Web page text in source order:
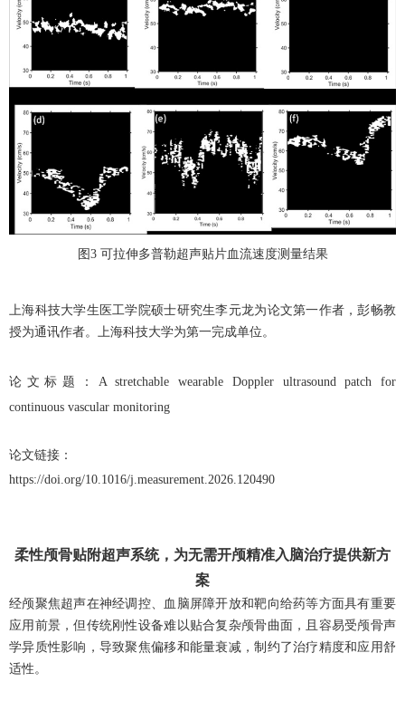
图3 可拉伸多普勒超声贴片血流速度测量结果
上海科技大学生医工学院硕士研究生李元龙为论文第一作者，彭畅教
授为通讯作者。上海科技大学为第一完成单位。
论文标题： A stretchable wearable Doppler ultrasound patch for
continuous vascular monitoring
论文链接：
https://doi.org/10.1016/j.measurement.2026.120490
柔性颅骨贴附超声系统，为无需开颅精准入脑治疗提供新方
案
经颅聚焦超声在神经调控、血脑屏障开放和靶向给药等方面具有重要
应用前景，但传统刚性设备难以贴合复杂颅骨曲面，且容易受颅骨声
学异质性影响，导致聚焦偏移和能量衰减，制约了治疗精度和应用舒
适性。